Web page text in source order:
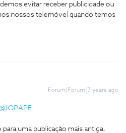
evitar receber publicidade ou
nossos telemóvel quando temos
Forum|Forum|7 years ago
@JOPAPE
uma publicação mais antiga,